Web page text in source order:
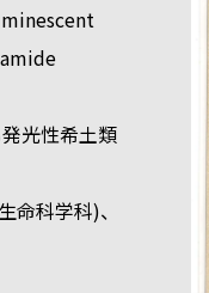
光性希土類
命科学科)、